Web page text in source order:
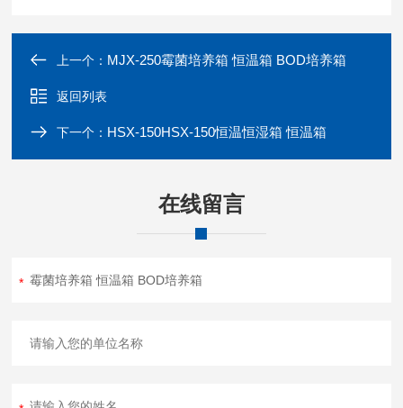
上一个： MJX-250霉菌培养箱 恒温箱 BOD培养箱
返回列表
下一个： HSX-150HSX-150恒温恒湿箱 恒温箱
在线留言